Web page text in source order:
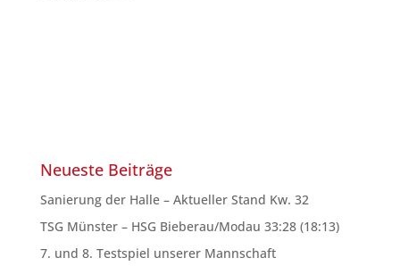
Neueste Beiträge
Sanierung der Halle – Aktueller Stand Kw. 32
TSG Münster – HSG Bieberau/Modau 33:28 (18:13)
7. und 8. Testspiel unserer Mannschaft